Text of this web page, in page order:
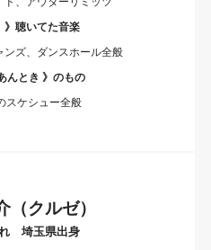
》聴いてた音楽
ンズ、ダンスホール全般
んとき 》のもの
スケシュー全般
（クルゼ）
埼玉県出身